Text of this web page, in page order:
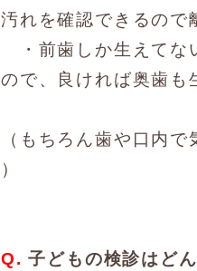
汚れを確認できるので
・前歯しか生えてな
ので、良ければ奥歯も
（もちろん歯や口内
）
Q.子どもの検診はど